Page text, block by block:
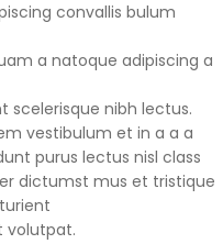
convallis bulum
a natoque adipiscing a
nibh lectus.
vestibulum et in a a a
purus lectus nisl class
dictumst mus et tristique
volutpat.